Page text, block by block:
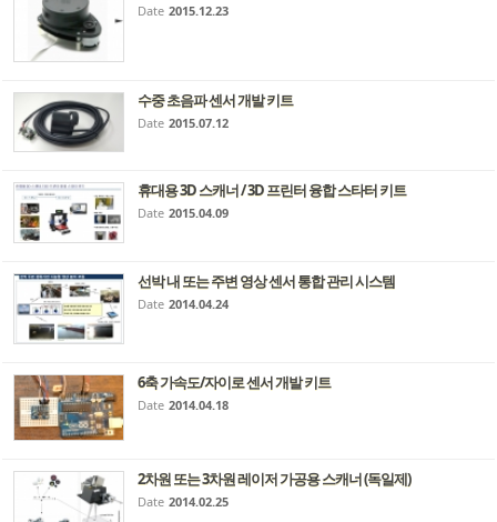
Date 2015.12.23
수중 초음파 센서 개발 키트
Date 2015.07.12
휴대용 3D 스캐너 / 3D 프린터 융합 스타터 키트
Date 2015.04.09
선박 내 또는 주변 영상 센서 통합 관리 시스템
Date 2014.04.24
6축 가속도/자이로 센서 개발 키트
Date 2014.04.18
2차원 또는 3차원 레이저 가공용 스캐너 (독일제)
Date 2014.02.25